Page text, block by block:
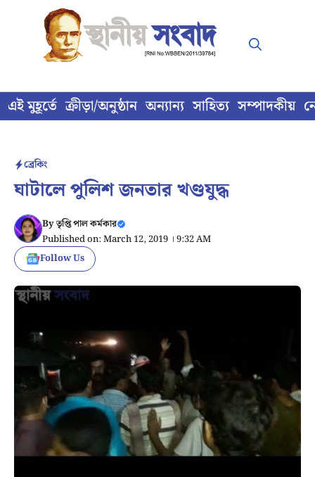
content
এই মুহূর্তে ক্রীড়া/অনুষ্ঠান অন্যান্য সাহিত্য সম্পাদকীয়
ব্রেকিং
ঘাটালে পুলিশ জনতার খণ্ডযুদ্ধ
Byতৃপ্তি পাল কর্মকার
Published on: March 12, 2019 । 9:32 AM
Follow Us